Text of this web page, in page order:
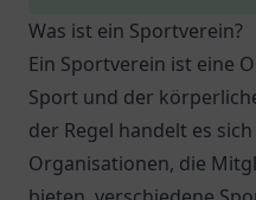
Was ist ein Sportverein?
Ein Sportverein ist eine
Sport und der
der Regel handelt es
Organisationen, die